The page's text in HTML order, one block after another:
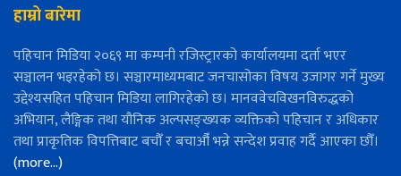
हाम्रो बारेमा
पहिचान मिडिया २०६९ मा कम्पनी रजिस्ट्रारको कार्यालयमा दर्ता भएर
सञ्चालन भइरहेको छ। सञ्चारमाध्यमबाट जनचासोका विषय उजागर गर्ने मुख्य
उद्देश्यसहित पहिचान मिडिया लागिरहेको छ। मानववेचविखनविरुद्धको
अभियान, लैङ्गिक तथा यौनिक अल्पसङ्ख्यक व्यक्तिको पहिचान र अधिकार
तथा प्राकृतिक विपत्तिबाट बचौँ र बचाऔँ भन्ने सन्देश प्रवाह गर्दै आएका छौँ।
(more…)